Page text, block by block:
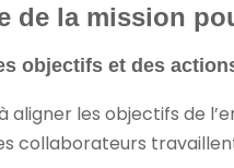
de la mission
objectifs et des
aligner les objectifs de
collaborateurs